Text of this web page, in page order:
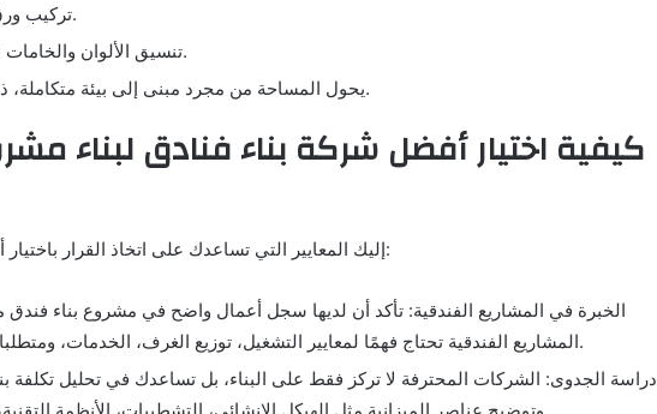
تركيب ورق الجدران والأرضيات.
تنسيق الألوان والخامات لتحقيق رؤية التصميم.
يحول المساحة من مجرد مبنى إلى بيئة متكاملة، ذات طابع جمالي مميز.
كيفية اختيار أفضل شركة بناء فنادق لبناء
إليك المعايير التي تساعدك على اتخاذ القرار باختيار أفضل شركة بناء فنادق بثقة:
الخبرة في المشاريع الفندقية: تأكد أن لديها سجل أعمال واضح في مشروع بناء
المشاريع الفندقية تحتاج فهمًا لمعايير التشغيل، توزيع الغرف، الخدمات، ومتطلبات التصنيف السياحي.
دراسة الجدوى: الشركات المحترفة لا تركز فقط على البناء، بل تساعدك في تحليل تكلفة